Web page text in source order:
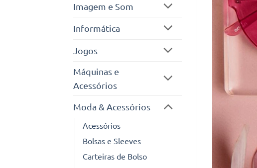
Imagem e Som
Informática
Jogos
Máquinas e
Acessórios
Moda & Acessórios
Acessórios
Bolsas e Sleeves
Carteiras de Bolso